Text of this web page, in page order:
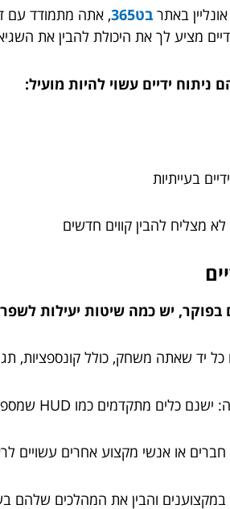
באתר בט365
, אתה מתמודד עם
מציע לך את היכולת להבין את
ניתוח ידיים עשוי להיות מועיל:
בעייתיות
מצליח להבין קווים חדשים
בפוקר, יש כמה שיטות יעילות